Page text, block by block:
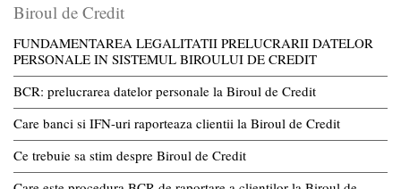
Biroul de Credit
FUNDAMENTAREA LEGALITATII PRELUCRARII DATELOR
PERSONALE IN SISTEMUL BIROULUI DE CREDIT
BCR: prelucrarea datelor personale la Biroul de Credit
Care banci si IFN-uri raporteaza clientii la Biroul de Credit
Ce trebuie sa stim despre Biroul de Credit